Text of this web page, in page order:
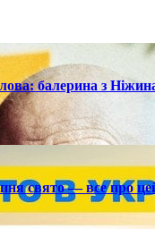
балерина з
свято — все про